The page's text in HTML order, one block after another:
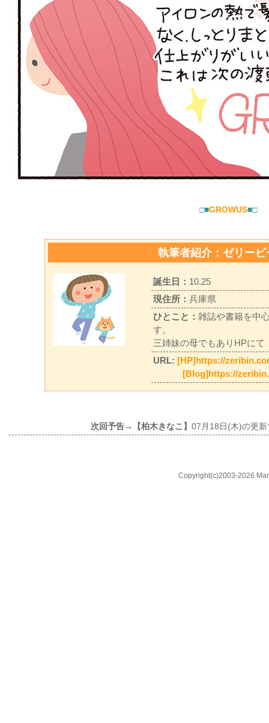
□■GROWUS■□
執筆者紹介：ゼリービ
誕生日： 10.25
現住所： 兵庫県
ひとこと： 雑誌や書籍を中
す。
三姉妹の母でもありHPにて
URL: [HP]https://
[Blog]https://
次回予告→【柏木きなこ】 07月18日(木)の更